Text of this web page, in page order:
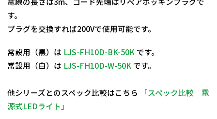
す。
プラグを交換すれば200Vで使用可能です。
常設用（黒）は LJS-FH10D-BK-50K です。
常設用（白）は LJS-FH10D-W-50K です。
他シリーズとのスペック比較はこちら
「スペック比較 電
源式LEDライト」